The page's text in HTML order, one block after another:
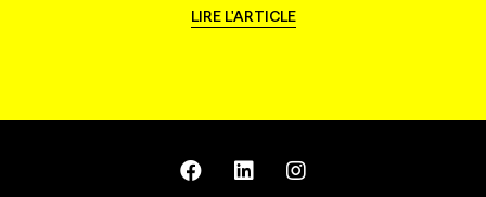
LIRE L'ARTICLE